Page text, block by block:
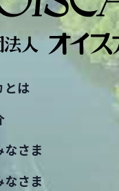
とは
なさま
なさま